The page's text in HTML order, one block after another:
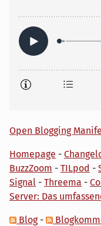
Open Blogging
Homepage -
BuzzZoom - TILpod -
Signal - Threema -
Server: Das
Blog-